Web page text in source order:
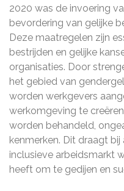
2020 was de invoering
bevordering van gelijke
Deze maatregelen zijn
bestrijden en gelijke
organisaties. Door
het gebied van
worden werkgevers
werkomgeving te
worden behandeld,
kenmerken. Dit draagt
inclusieve arbeidsmarkt
heeft om te gedijen en